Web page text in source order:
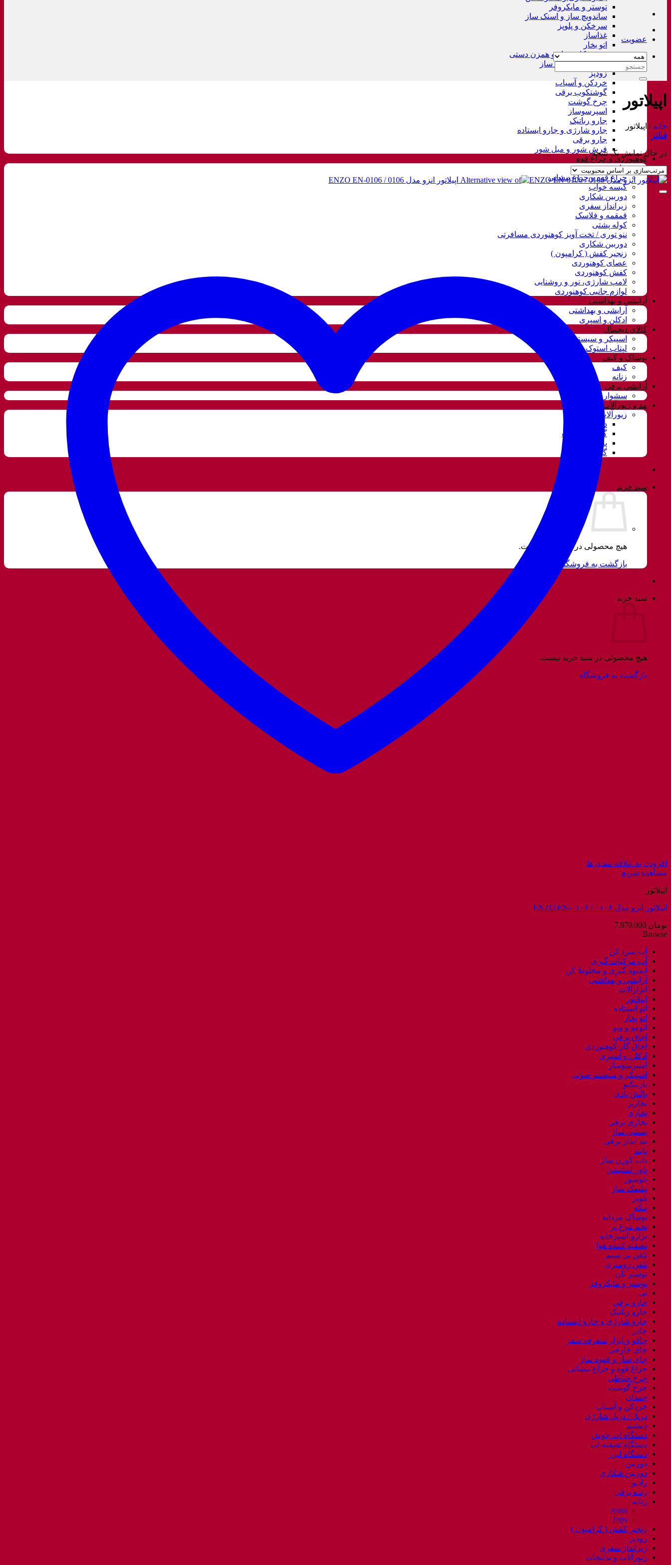
توستر و مایکروفر
ساندویچ ساز و اسنک ساز
سرخکن و پلوپز
غذاساز
اتو بخار
همزن کاسه دار و همزن دستی
چای ساز و قهوه ساز
زودپز
خردکن و آسیاب
گوشتکوب برقی
چرخ گوشت
اسپرسوساز
جارو رباتیک
جارو شارژی و جارو ایستاده
جارو برقی
فرش شور و مبل شور
کوهنوردی و چراغ قوه
چادر
چراغ قوه و چراغ پیشانی
کیسه خواب
دوربین شکاری
زیرانداز سفری
قمقمه و فلاسک
کوله پشتی
ننو توری / تخت آویز کوهنوردی مسافرتی
دوربین شکاری
زنجیر کفش ( کرامپون )
عصای کوهنوردی
کفش کوهنوردی
لامپ شارژی، نور و روشنایی
لوازم جانبی کوهنوردی
آرایشی و بهداشتی
آرایشی و بهداشتی
ادکلن و اسپری
کالای دیجیتال
اسپیکر و سیستم صوتی
لپتاب استوک
پوشاک و کیف
کیف
زنانه
آرایشی برقی
سشوار
مد و زیورآلات
زیورآلات و بدلیجات
دستبند
گردنبند و ست
پابند
گوشواره
سبد خرید
هیچ محصولی در سبد خرید نیست.
بازگشت به فروشگاه
سبد خرید
هیچ محصولی در سبد خرید نیست.
بازگشت به فروشگاه
عضویت
جستجو
اپیلاتور
خانه / اپیلاتور
فیلتر
در حال نمایش یک نتیجه
افزودن به علاقه مندی ها
مشاهده سریع
اپیلاتور
اپیلاتور انزو مدل ۰۱۰۶ / ENZO EN-۰۱۰۶
تومان
Browse
آب سرد کن
آب مرکبات گیری
آبمیوه گیری و مخلوط کن
آرایشی و بهداشتی
ابزارآلات
اپیلاتور
اتو ایستاده
اتو بخار
اتومو و ویو
اجاق برقی
اجاق گاز کوهنوردی
ادکلن و اسپری
اسپرسوساز
اسپیکر و سیستم صوتی
باربیکیو
بالش بادی
بخارپز
بخاری
بخاری برقی
بستنی ساز
بند انداز برقی
پابند
پاپ کورن ساز
پاور استیشن
پتوشور
پشمک ساز
پلوپز
پنکه
پوشاک مردانه
تخم مرغ پز
ترازو آشپزخانه
تصفیه کننده هوا
تلفن بی سیم
تلفن رومیزی
توستر نان
توستر و مایکروفر
تی
جارو برقی
جارو رباتیک
جارو شارژی و جارو ایستاده
چادر
چاقو و ابزار متفرقه سفر
چای خارجی
چای ساز و قهوه ساز
چراغ قوه و چراغ پیشانی
چرخ خیاطی
چرخ گوشت
چمدان
خردکن و آسیاب
دریل / دریل شارژی
دستبند
دستگاه اب جوش
دستگاه تصفیه اب
دستگاه لیزر
دوربین
دوربین شکاری
رادیو
رنده برقی
زنانه
Jeans
Tops
زنجیر کفش ( کرامپون )
زودپز
زیرانداز سفری
زیورآلات و بدلیجات